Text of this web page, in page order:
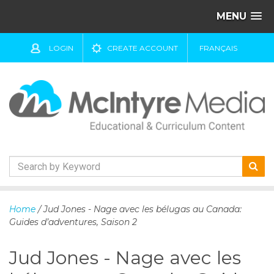
MENU
LOGIN CREATE ACCOUNT FRANÇAIS
k
o
Home / Jud Jones - Nage avec les bélugas au Canada:
Guides d’adventures, Saison 2
Jud Jones - Nage avec les